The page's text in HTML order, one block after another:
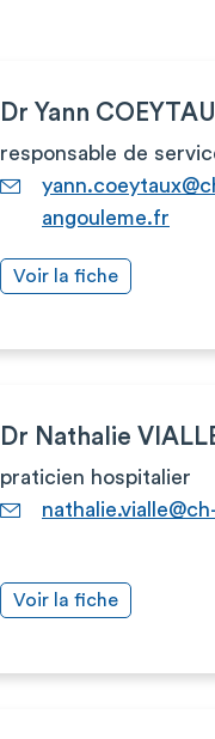
Dr Yann
responsable de
angouleme.fr
Voir la fiche
Dr Nathalie
praticien hospitalier
Voir la fiche